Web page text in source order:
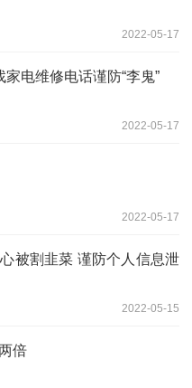
2022-05-17
电维修电话谨防“李鬼”
2022-05-17
2022-05-17
被割韭菜 谨防个人信息泄
2022-05-15
倍